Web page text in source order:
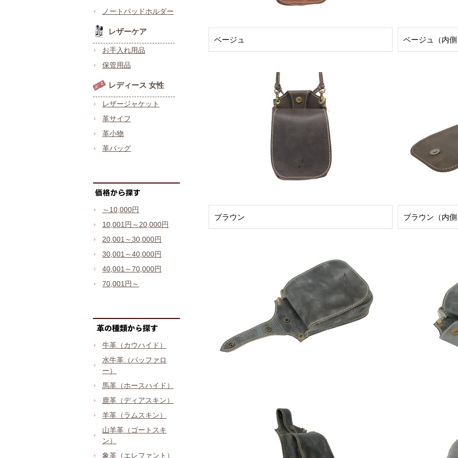
ノートパッドホルダー
レザーケア
お手入れ用品
保管用品
レディース 女性
レザージャケット
革サイフ
革小物
革バッグ
～10,000円
10,001円～20,000円
20,001～30,000円
30,001～40,000円
40,001～70,000円
70,001円～
牛革（カウハイド）
水牛革（バッファロ
ー）
馬革（ホースハイド）
鹿革（ディアスキン）
羊革（ラムスキン）
山羊革（ゴートスキ
ン）
象革（エレファント）
ベージュ ベージュ（内
ブラウン ブラウン（内